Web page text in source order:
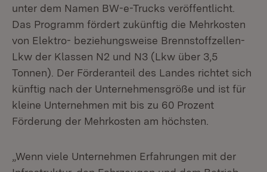
unter dem Namen BW-e-Trucks veröffentlicht.
Das Programm fördert zukünftig die Mehrkosten
von Elektro- beziehungsweise Brennstoffzellen-
Lkw der Klassen N2 und N3 (Lkw über 3,5
Tonnen). Der Förderanteil des Landes richtet sich
künftig nach der Unternehmensgröße und ist für
kleine Unternehmen mit bis zu 60 Prozent
Förderung der Mehrkosten am höchsten.
„Wenn viele Unternehmen Erfahrungen mit der